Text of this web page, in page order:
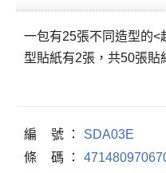
一包有25張不同造型的<
型貼紙有2張，共50張貼
編 號
SDA03E
條
碼